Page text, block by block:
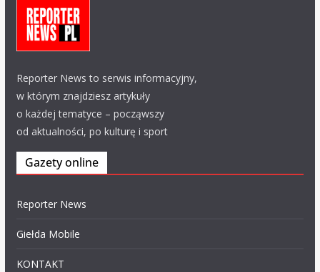
Reporter News to serwis informacyjny,
w którym znajdziesz artykuły
o każdej tematyce – począwszy
od aktualności, po kulturę i sport
Gazety online
Reporter News
Giełda Mobile
KONTAKT